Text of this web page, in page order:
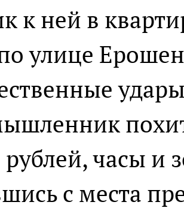
к ней в
улице
часы и
с места